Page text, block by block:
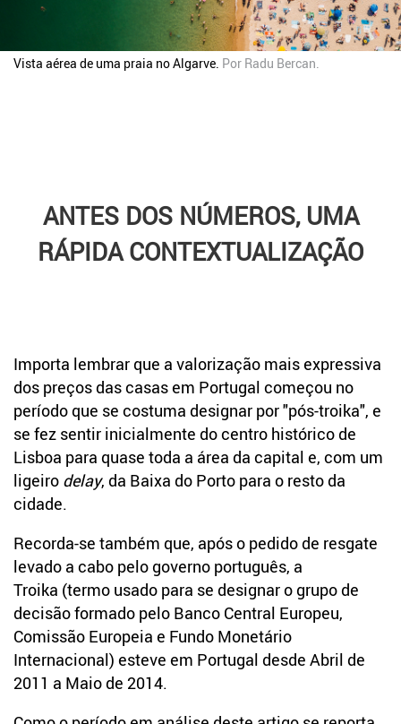
Vista aérea de uma praia no Algarve. Por Radu Bercan.
ANTES DOS NÚMEROS, UMA
RÁPIDA CONTEXTUALIZAÇÃO
Importa lembrar que a valorização mais expressiva
dos preços das casas em Portugal começou no
período que se costuma designar por "pós-troika", e
se fez sentir inicialmente do centro histórico de
Lisboa para quase toda a área da capital e, com um
ligeiro delay, da Baixa do Porto para o resto da
cidade.
Recorda-se também que, após o pedido de resgate
levado a cabo pelo governo português, a
Troika (termo usado para se designar o grupo de
decisão formado pelo Banco Central Europeu,
Comissão Europeia e Fundo Monetário
Internacional) esteve em Portugal desde Abril de
2011 a Maio de 2014.